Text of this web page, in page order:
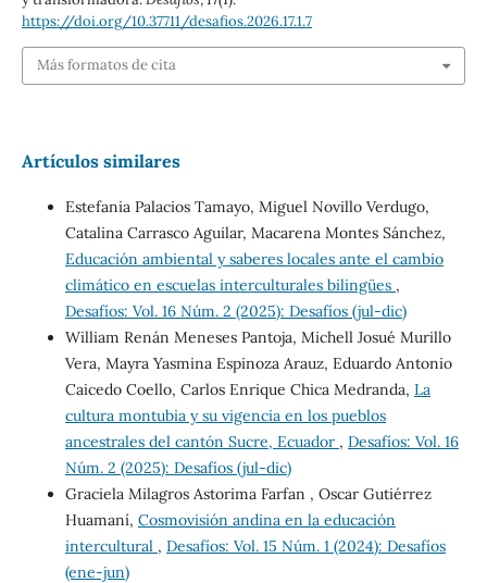
https://doi.org/10.37711/desafios.2026.17.1.7
Más formatos de cita
Artículos similares
Estefania Palacios Tamayo, Miguel Novillo Verdugo,
Catalina Carrasco Aguilar, Macarena Montes Sánchez,
Educación ambiental y saberes locales ante el cambio
climático en escuelas interculturales bilingües ,
Desafíos: Vol. 16 Núm. 2 (2025): Desafíos (jul-dic)
William Renán Meneses Pantoja, Michell Josué Murillo
Vera, Mayra Yasmina Espinoza Arauz, Eduardo Antonio
Caicedo Coello, Carlos Enrique Chica Medranda, La
cultura montubia y su vigencia en los pueblos
ancestrales del cantón Sucre, Ecuador , Desafíos: Vol. 16
Núm. 2 (2025): Desafíos (jul-dic)
Graciela Milagros Astorima Farfan , Oscar Gutiérrez
Huamaní, Cosmovisión andina en la educación
intercultural , Desafíos: Vol. 15 Núm. 1 (2024): Desafíos
(ene-jun)